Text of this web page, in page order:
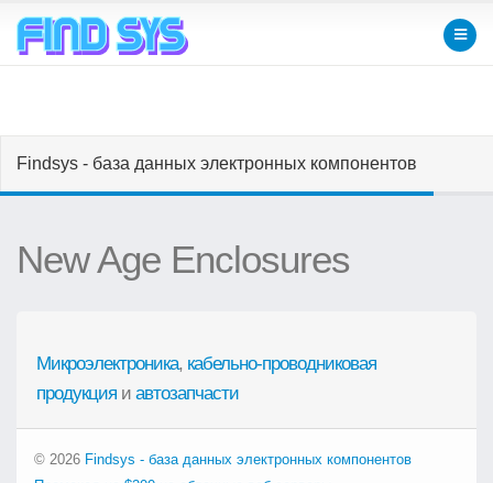
Findsys - база данных электронных компонентов
New Age Enclosures
Микроэлектроника, кабельно-проводниковая
продукция и автозапчасти
© 2026 Findsys - база данных электронных компонентов